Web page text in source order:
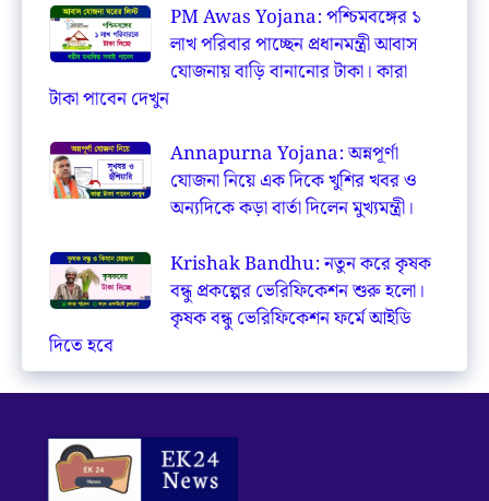
PM Awas Yojana: পশ্চিমবঙ্গের ১
লাখ পরিবার পাচ্ছেন প্রধানমন্ত্রী আবাস
যোজনায় বাড়ি বানানোর টাকা। কারা
টাকা পাবেন দেখুন
Annapurna Yojana: অন্নপূর্ণা
যোজনা নিয়ে এক দিকে খুশির খবর ও
অন্যদিকে কড়া বার্তা দিলেন মুখ্যমন্ত্রী।
Krishak Bandhu: নতুন করে কৃষক
বন্ধু প্রকল্পের ভেরিফিকেশন শুরু হলো।
কৃষক বন্ধু ভেরিফিকেশন ফর্মে আইডি
দিতে হবে